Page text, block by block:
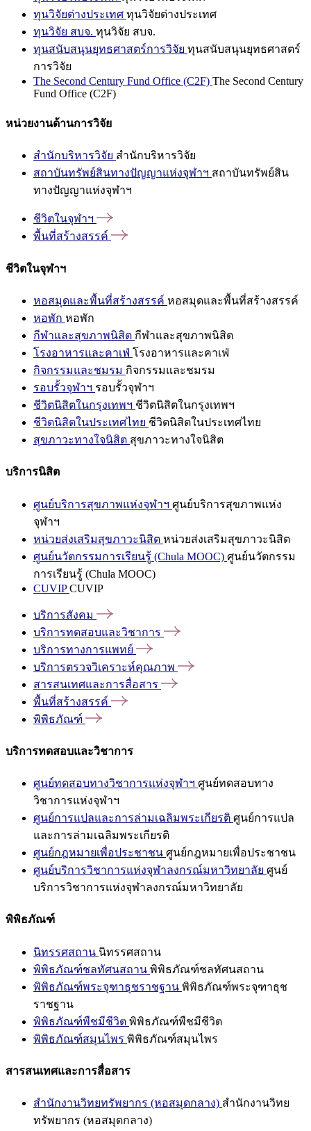
ทุนวิจัยต่างประเทศ ทุนวิจัยต่างประเทศ
ทุนวิจัย สบจ. ทุนวิจัย สบจ.
ทุนสนับสนุนยุทธศาสตร์การวิจัย ทุนสนับสนุนยุทธศาสตร์
การวิจัย
The Second Century Fund Office (C2F) The Second Century
Fund Office (C2F)
หน่วยงานด้านการวิจัย
สำนักบริหารวิจัย สำนักบริหารวิจัย
สถาบันทรัพย์สินทางปัญญาแห่งจุฬาฯ สถาบันทรัพย์สิน
ทางปัญญาแห่งจุฬาฯ
ชีวิตในจุฬาฯ
พื้นที่สร้างสรรค์
ชีวิตในจุฬาฯ
หอสมุดและพื้นที่สร้างสรรค์ หอสมุดและพื้นที่สร้างสรรค์
หอพัก หอพัก
กีฬาและสุขภาพนิสิต กีฬาและสุขภาพนิสิต
โรงอาหารและคาเฟ่ โรงอาหารและคาเฟ่
กิจกรรมและชมรม กิจกรรมและชมรม
รอบรั้วจุฬาฯ รอบรั้วจุฬาฯ
ชีวิตนิสิตในกรุงเทพฯ ชีวิตนิสิตในกรุงเทพฯ
ชีวิตนิสิตในประเทศไทย ชีวิตนิสิตในประเทศไทย
สุขภาวะทางใจนิสิต สุขภาวะทางใจนิสิต
บริการนิสิต
ศูนย์บริการสุขภาพแห่งจุฬาฯ ศูนย์บริการสุขภาพแห่ง
จุฬาฯ
หน่วยส่งเสริมสุขภาวะนิสิต หน่วยส่งเสริมสุขภาวะนิสิต
ศูนย์นวัตกรรมการเรียนรู้ (Chula MOOC) ศูนย์นวัตกรรม
การเรียนรู้ (Chula MOOC)
CUVIPCUVIP
บริการสังคม
บริการทดสอบและวิชาการ
บริการทางการแพทย์
บริการตรวจวิเคราะห์คุณภาพ
สารสนเทศและการสื่อสาร
พื้นที่สร้างสรรค์
พิพิธภัณฑ์
บริการทดสอบและวิชาการ
ศูนย์ทดสอบทางวิชาการแห่งจุฬาฯ ศูนย์ทดสอบทาง
วิชาการแห่งจุฬาฯ
ศูนย์การแปลและการล่ามเฉลิมพระเกียรติ ศูนย์การแปล
และการล่ามเฉลิมพระเกียรติ
ศูนย์กฎหมายเพื่อประชาชน ศูนย์กฎหมายเพื่อประชาชน
ศูนย์บริการวิชาการแห่งจุฬาลงกรณ์มหาวิทยาลัย ศูนย์
บริการวิชาการแห่งจุฬาลงกรณ์มหาวิทยาลัย
พิพิธภัณฑ์
นิทรรศสถาน นิทรรศสถาน
พิพิธภัณฑ์ชลทัศนสถาน พิพิธภัณฑ์ชลทัศนสถาน
พิพิธภัณฑ์พระจุฑาธุชราชฐาน พิพิธภัณฑ์พระจุฑาธุช
ราชฐาน
พิพิธภัณฑ์พืชมีชีวิต พิพิธภัณฑ์พืชมีชีวิต
พิพิธภัณฑ์สมุนไพร พิพิธภัณฑ์สมุนไพร
สารสนเทศและการสื่อสาร
สำนักงานวิทยทรัพยากร (หอสมุดกลาง) สำนักงานวิทย
ทรัพยากร (หอสมุดกลาง)